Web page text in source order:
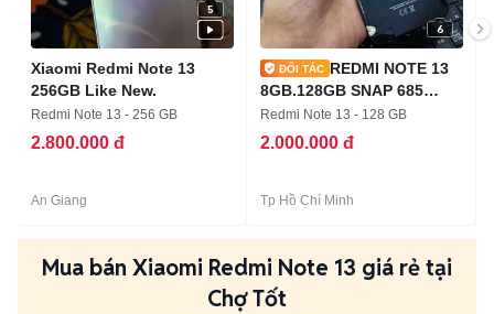
5
Xiaomi Redmi Note 13
256GB Like New.
Redmi Note 13 - 256 GB
2.800.000 đ
An Giang
6
REDMI NOTE 13
8GB.128GB SNAP 685
PIN5000 KO VÂNTAY
Redmi Note 13 - 128 GB
2.000.000 đ
Tp Hồ Chí Minh
Mua bán Xiaomi Redmi Note 13 giá rẻ tại
Chợ Tốt